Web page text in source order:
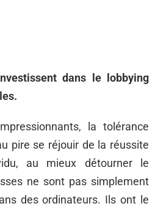
dans le lobbying
la tolérance
pire se réjouir de la réussite
au mieux détourner le
ne sont pas simplement
des ordinateurs. Ils ont le